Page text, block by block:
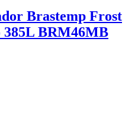
Brastemp Frost
385L BRM46MB